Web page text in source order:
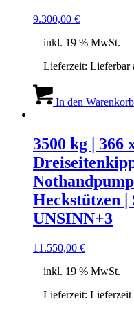
9.300,00 €
inkl. 19 % MwSt.
Lieferzeit: Lieferbar
In den Warenkorb
3500 kg | 366
Heckstützen |
UNSINN+3
11.550,00 €
inkl. 19 % MwSt.
Lieferzeit: Lieferzeit